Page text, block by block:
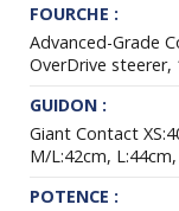
FOURCHE :
Advanced-Grade
OverDrive
GUIDON :
Giant Contact
M/L:42cm,
POTENCE :